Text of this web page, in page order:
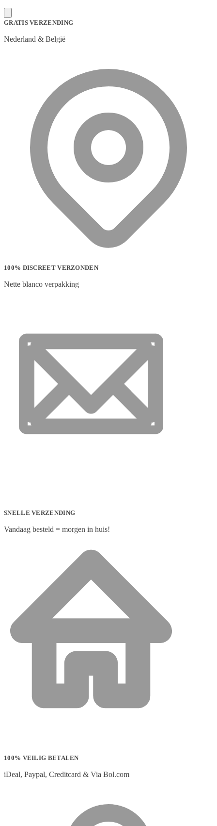
GRATIS VERZENDING
Nederland & België
100% DISCREET VERZONDEN
Nette blanco verpakking
SNELLE VERZENDING
Vandaag besteld = morgen in huis!
100% VEILIG BETALEN
iDeal, Paypal, Creditcard & Via Bol.com